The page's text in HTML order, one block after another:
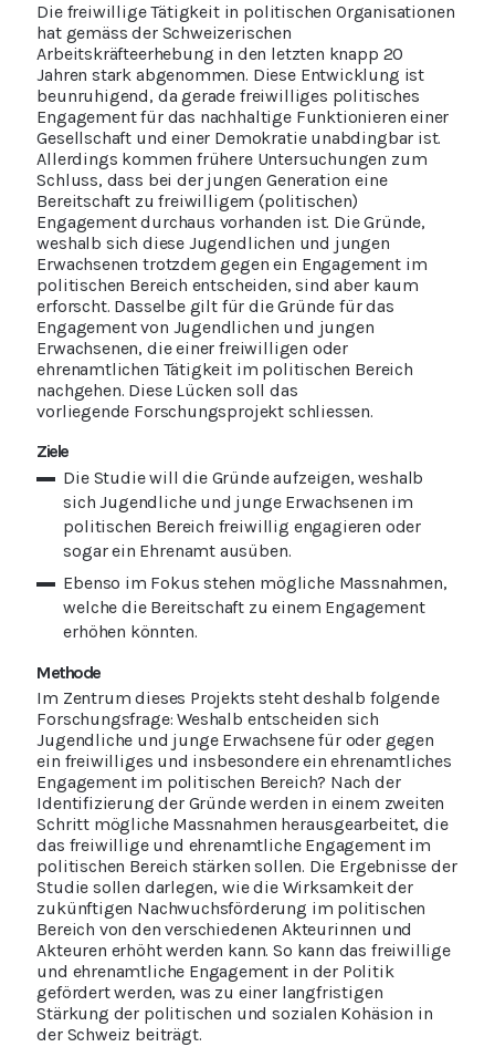
Die freiwillige Tätigkeit in politischen Organisationen
hat gemäss der Schweizerischen
Arbeitskräfteerhebung in den letzten knapp 20
Jahren stark abgenommen. Diese Entwicklung ist
beunruhigend, da gerade freiwilliges politisches
Engagement für das nachhaltige Funktionieren einer
Gesellschaft und einer Demokratie unabdingbar ist.
Allerdings kommen frühere Untersuchungen zum
Schluss, dass bei der jungen Generation eine
Bereitschaft zu freiwilligem (politischen)
Engagement durchaus vorhanden ist. Die Gründe,
weshalb sich diese Jugendlichen und jungen
Erwachsenen trotzdem gegen ein Engagement im
politischen Bereich entscheiden, sind aber kaum
erforscht. Dasselbe gilt für die Gründe für das
Engagement von Jugendlichen und jungen
Erwachsenen, die einer freiwilligen oder
ehrenamtlichen Tätigkeit im politischen Bereich
nachgehen. Diese Lücken soll das
vorliegende Forschungsprojekt schliessen.
Ziele
Die Studie will die Gründe aufzeigen, weshalb
sich Jugendliche und junge Erwachsenen im
politischen Bereich freiwillig engagieren oder
sogar ein Ehrenamt ausüben.
Ebenso im Fokus stehen mögliche Massnahmen,
welche die Bereitschaft zu einem Engagement
erhöhen könnten.
Methode
Im Zentrum dieses Projekts steht deshalb folgende
Forschungsfrage: Weshalb entscheiden sich
Jugendliche und junge Erwachsene für oder gegen
ein freiwilliges und insbesondere ein ehrenamtliches
Engagement im politischen Bereich? Nach der
Identifizierung der Gründe werden in einem zweiten
Schritt mögliche Massnahmen herausgearbeitet, die
das freiwillige und ehrenamtliche Engagement im
politischen Bereich stärken sollen. Die Ergebnisse der
Studie sollen darlegen, wie die Wirksamkeit der
zukünftigen Nachwuchsförderung im politischen
Bereich von den verschiedenen Akteurinnen und
Akteuren erhöht werden kann. So kann das freiwillige
und ehrenamtliche Engagement in der Politik
gefördert werden, was zu einer langfristigen
Stärkung der politischen und sozialen Kohäsion in
der Schweiz beiträgt.